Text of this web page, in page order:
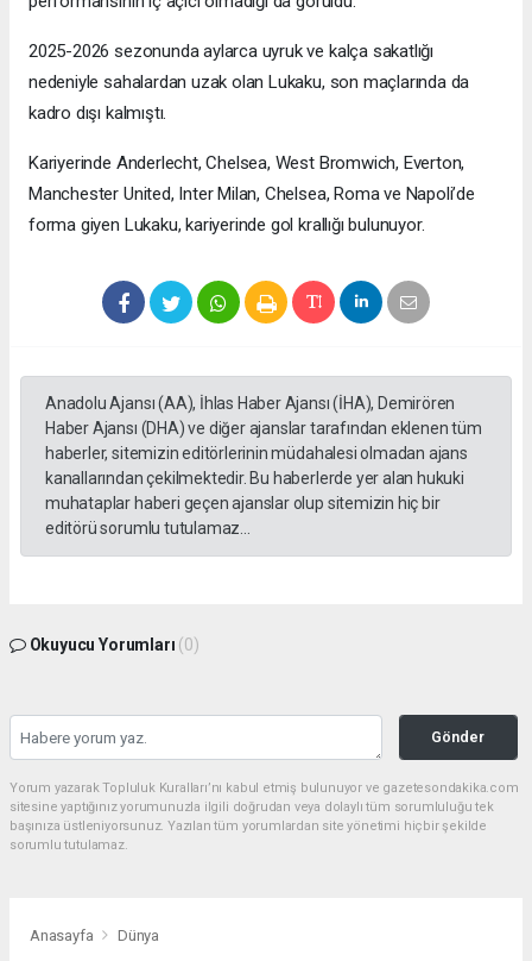
2025-2026 sezonunda aylarca uyruk ve kalça sakatlığı
nedeniyle sahalardan uzak olan Lukaku, son maçlarında da
kadro dışı kalmıştı.
Kariyerinde Anderlecht, Chelsea, West Bromwich, Everton,
Manchester United, Inter Milan, Chelsea, Roma ve Napoli’de
forma giyen Lukaku, kariyerinde gol krallığı bulunuyor.
Anadolu Ajansı (AA), İhlas Haber Ajansı (İHA), Demirören
Haber Ajansı (DHA) ve diğer ajanslar tarafından eklenen tüm
haberler, sitemizin editörlerinin müdahalesi olmadan ajans
kanallarından çekilmektedir. Bu haberlerde yer alan hukuki
muhataplar haberi geçen ajanslar olup sitemizin hiç bir
editörü sorumlu tutulamaz...
Okuyucu Yorumları (0)
Gönder
Yorum yazarak Topluluk Kuralları’nı kabul etmiş bulunuyor ve gazetesondakika.com
sitesine yaptığınız yorumunuzla ilgili doğrudan veya dolaylı tüm sorumluluğu tek
başınıza üstleniyorsunuz. Yazılan tüm yorumlardan site yönetimi hiçbir şekilde
sorumlu tutulamaz.
Anasayfa Dünya